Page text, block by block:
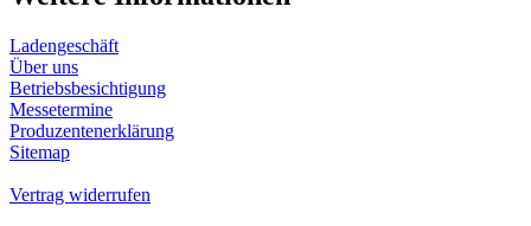
Ladengeschäft
Über uns
Betriebsbesichtigung
Messetermine
Produzentenerklärung
Sitemap
Vertrag widerrufen